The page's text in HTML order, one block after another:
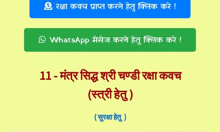
रक्षा कवच प्राप्त करने हेतु क्लिक करे !
WhatsApp मेसेज करने हेतु क्लिक करे !
11 -मंत्र सिद्ध श्री चण्डी रक्षा कवच
(स्त्री हेतु )
( सुरक्षा हेतु )